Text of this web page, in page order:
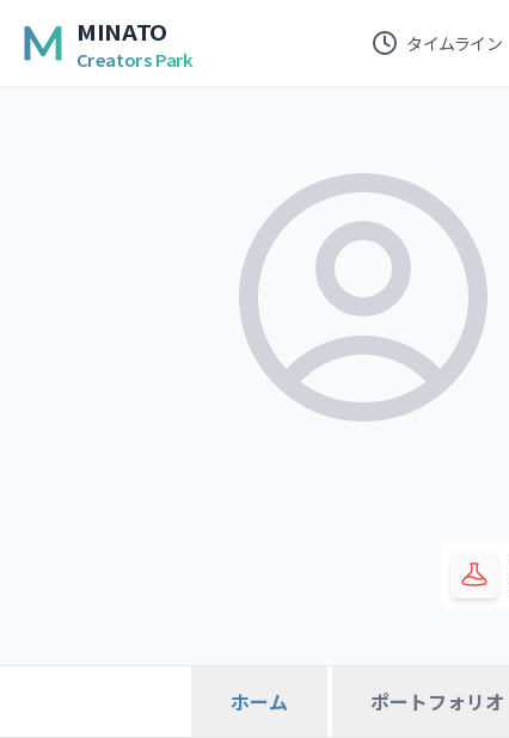
MINATO
Creators Park
タイムライン
ホーム ポートフォリオ